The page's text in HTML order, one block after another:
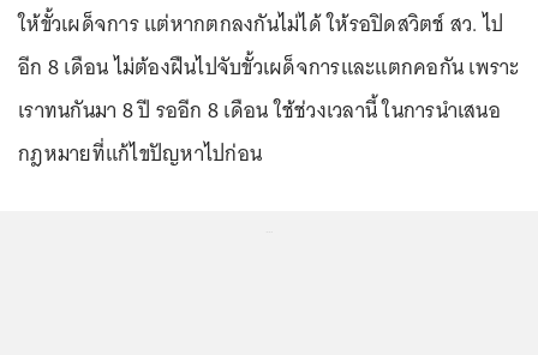
ให้ขั้วเผด็จการ แต่หากตกลงกันไม่ได้ ให้รอปิดสวิตช์ สว. ไป
อีก 8 เดือน ไม่ต้องฝืนไปจับขั้วเผด็จการและแตกคอกัน เพราะ
เราทนกันมา 8 ปี รออีก 8 เดือน ใช้ช่วงเวลานี้ ในการนำเสนอ
กฎหมายที่แก้ไขปัญหาไปก่อน